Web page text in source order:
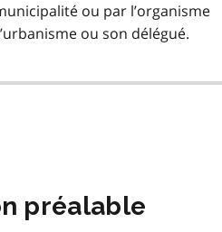
ou par l’organisme
ou son délégué.
préalable